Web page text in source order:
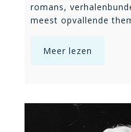
romans,
meest opvallende
Meer lezen